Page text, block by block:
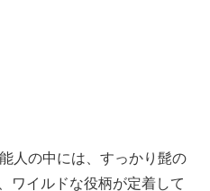
人の中には、すっかり髭の
ワイルドな役柄が定着して